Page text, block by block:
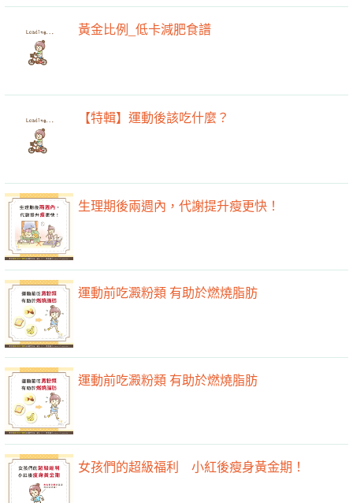
黃金比例_低卡減肥食譜
【特輯】運動後該吃什麼？
生理期後兩週內，代謝提升瘦更快！
運動前吃澱粉類 有助於燃燒脂肪
運動前吃澱粉類 有助於燃燒脂肪
女孩們的超級福利 小紅後瘦身黃金期！